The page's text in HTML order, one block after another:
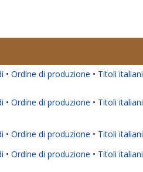
Ordine di produzione Titoli italiani
Ordine di produzione Titoli italiani
Ordine di produzione Titoli italiani
Ordine di produzione Titoli italiani